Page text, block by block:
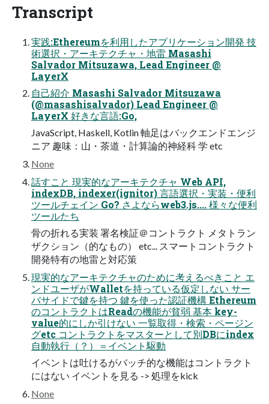
Transcript
実践:Ethereumを利⽤したアプリケーション開発 技
術選択・アーキテクチャ・地雷 Masashi
Salvador Mitsuzawa, Lead Engineer @
LayerX
⾃⼰紹介 Masashi Salvador Mitsuzawa
(@masashisalvador) Lead Engineer @
LayerX 好きな⾔語:Go,
JavaScript, Haskell, Kotlin 軸⾜はバックエンドエンジ
ニア 趣味：⼭・茶道・計算論的神経科 学 etc
None
話すこと 現実的なアーキテクチャ Web API,
indexDB, indexer(ignitor) ⾔語選択・実装・便利
ツールチェイン Go? さよならweb3.js.... 様々な便利
ツールたち
⾻の折れる実装 署名検証＠コントラクト メタトラン
ザクション（的なもの） etc... スマートコントラクト
開発特有の地雷と対応策
現実的なアーキテクチャのために考えるべきこと エ
ンドユーザがWalletを持っている仮定しない サー
バサイドで鍵を持つ 鍵を使った認証機構 Ethereum
のコントラクトはReadの機能が貧弱 基本 key-
value的にしか引けない ⼀覧取得・検索・ページン
グetc コントラクトをマスターとして別DBにindex
⾃動執⾏（？）＝イベント駆動
イベントは吐けるがバッチ的な機能はコントラクト
にはない イベントを⾒る -> 処理をkick
None